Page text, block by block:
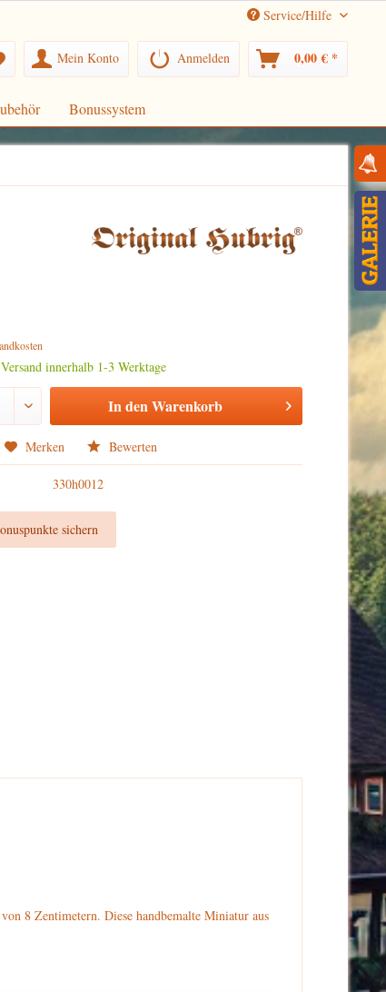
Service/Hilfe
Mein Konto Anmelden 0,00 € *
Bonussystem
innerhalb 1-3 Werktage
In denWarenkorb
Merken Bewerten
330h0012
sichern
8 Zentimetern. Diese handbemalte Miniatur aus